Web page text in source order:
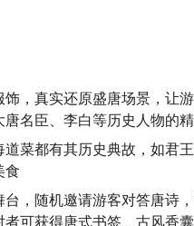
，真实还原盛唐场景，让
名臣、李白等历史人物的
菜都有其历史典故，如君
食
，随机邀请游客对答唐诗
可获得唐式书签、古风香